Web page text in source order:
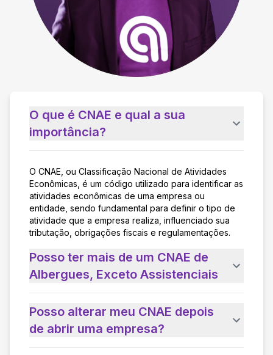
O que é CNAE e qual a sua
importância?
O CNAE, ou Classificação Nacional de Atividades
Econômicas, é um código utilizado para identificar as
atividades econômicas de uma empresa ou
entidade, sendo fundamental para definir o tipo de
atividade que a empresa realiza, influenciado sua
tributação, obrigações fiscais e regulamentações.
Posso ter mais de um CNAE de
Albergues, Exceto Assistenciais
Posso alterar meu CNAE depois
de abrir uma empresa?